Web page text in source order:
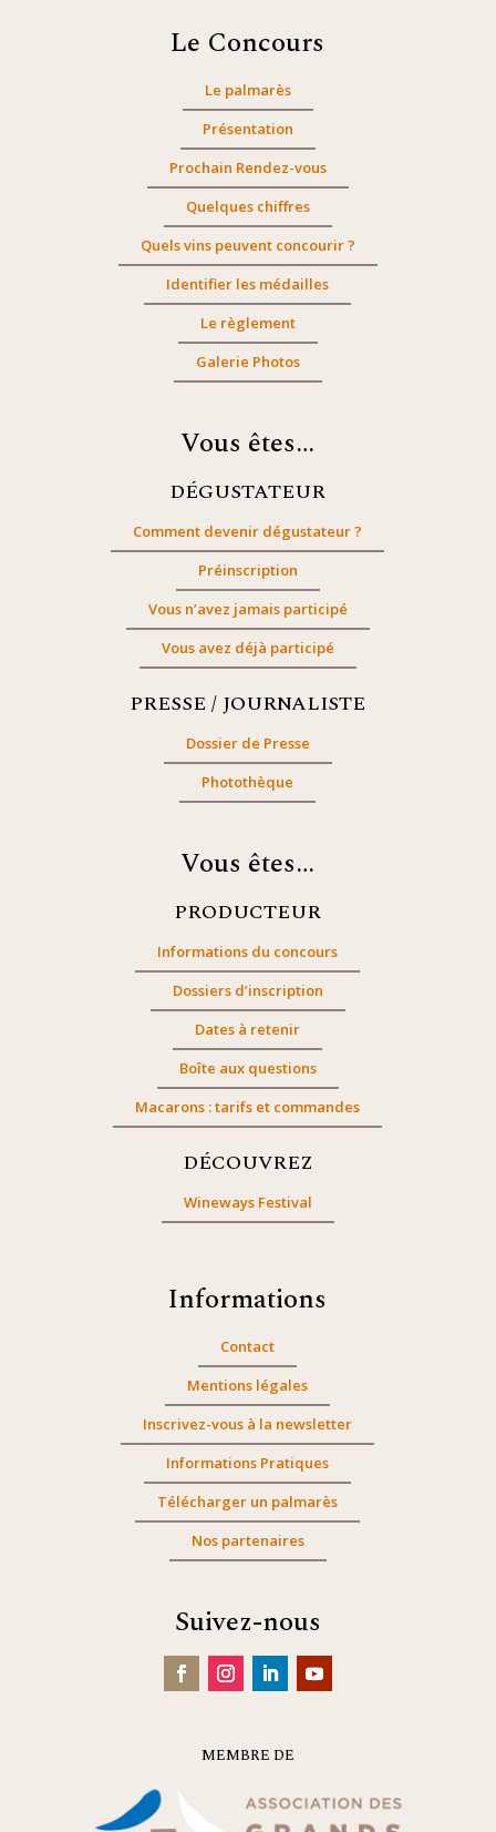
Le Concours
Le palmarès
Présentation
Prochain Rendez-vous
Quelques chiffres
Quels vins peuvent concourir ?
Identifier les médailles
Le règlement
Galerie Photos
Vous êtes…
DÉGUSTATEUR
Comment devenir dégustateur ?
Préinscription
Vous n’avez jamais participé
Vous avez déjà participé
PRESSE / JOURNALISTE
Dossier de Presse
Photothèque
Vous êtes…
PRODUCTEUR
Informations du concours
Dossiers d’inscription
Dates à retenir
Boîte aux questions
Macarons : tarifs et commandes
DÉCOUVREZ
Wineways Festival
Informations
Contact
Mentions légales
Inscrivez-vous à la newsletter
Informations Pratiques
Télécharger un palmarès
Nos partenaires
Suivez-nous
MEMBRE DE